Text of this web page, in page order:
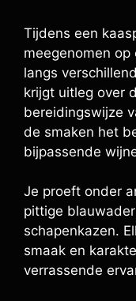
Tijdens een
meegenomen
langs
krijgt uitleg over
bereidingswijze
de smaken het
bijpassende
Je proeft onder
pittige
schapenkazen.
smaak en
verrassende